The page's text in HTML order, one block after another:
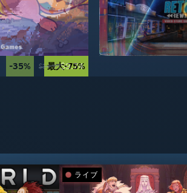
最大-75%
-35% $14.99$9.74
-70% $59.99$17.99
-67% $49.99$16.49
ライブ